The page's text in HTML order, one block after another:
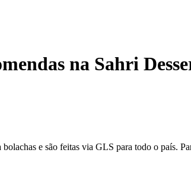
na Sahri
e são feitas via GLS para todo o país.